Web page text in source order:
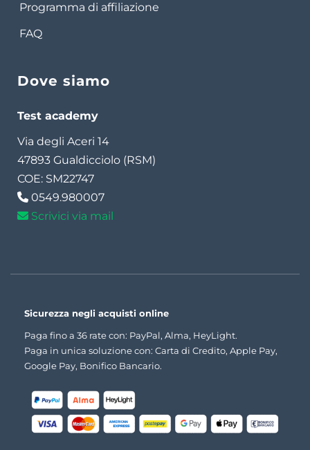
Programma di affiliazione
FAQ
Dove siamo
Test academy
Via degli Aceri 14
47893 Gualdicciolo (RSM)
COE: SM22747
0549.980007
Scrivici via mail
Sicurezza negli acquisti online
Paga fino a 36 rate con: PayPal, Alma, HeyLight.
Paga in unica soluzione con: Carta di Credito, Apple Pay,
Google Pay, Bonifico Bancario.